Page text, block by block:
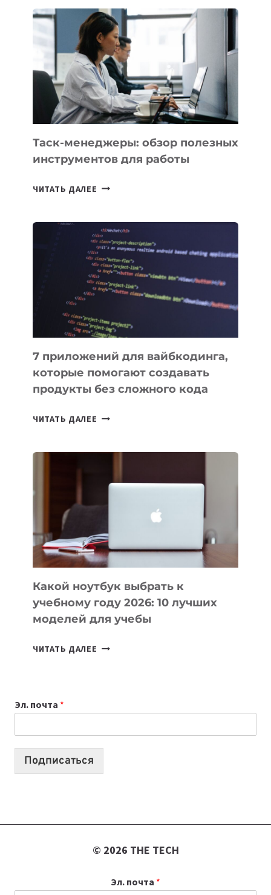
НОВЫЕ
ПРЕДМЕТЫ
ПО
ИСКУССТВЕННОМУ
ИНТЕЛЛЕКТУ
Таск-менеджеры: обзор полезных
инструментов для работы
ЧИТАТЬ ДАЛЕЕ ТАСК-
ПОЛЕЗНЫХ
ИНСТРУМЕНТОВ
ДЛЯ
РАБОТЫ
7 приложений для вайбкодинга,
которые помогают создавать
продукты без сложного кода
ЧИТАТЬ ДАЛЕЕ
ПОМОГАЮТ
СОЗДАВАТЬ
БЕЗ
СЛОЖНОГО
КОДА
Какой ноутбук выбрать к
учебному году 2026: 10 лучших
моделей для учебы
ЧИТАТЬ ДАЛЕЕ КАКОЙ
2026:
10
Эл. почта *
Подписаться
© 2026 THE TECH
Эл. почта *